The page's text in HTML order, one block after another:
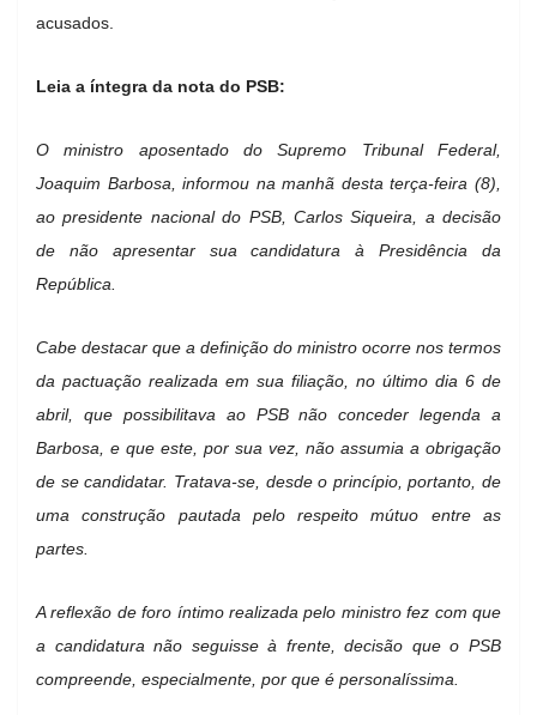
acusados.
Leia a íntegra da nota do PSB:
O ministro aposentado do Supremo Tribunal Federal,
Joaquim Barbosa, informou na manhã desta terça-feira (8),
ao presidente nacional do PSB, Carlos Siqueira, a decisão
de não apresentar sua candidatura à Presidência da
República.
Cabe destacar que a definição do ministro ocorre nos termos
da pactuação realizada em sua filiação, no último dia 6 de
abril, que possibilitava ao PSB não conceder legenda a
Barbosa, e que este, por sua vez, não assumia a obrigação
de se candidatar. Tratava-se, desde o princípio, portanto, de
uma construção pautada pelo respeito mútuo entre as
partes.
A reflexão de foro íntimo realizada pelo ministro fez com que
a candidatura não seguisse à frente, decisão que o PSB
compreende, especialmente, por que é personalíssima.